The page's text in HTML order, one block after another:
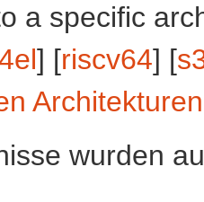
a specific
] [riscv64] [
Architekturen
wurden